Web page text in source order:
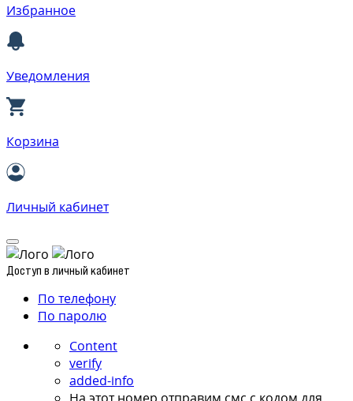
Избранное
Уведомления
Корзина
Личный кабинет
Доступ в личный кабинет
По телефону
По паролю
Content
verify
added-info